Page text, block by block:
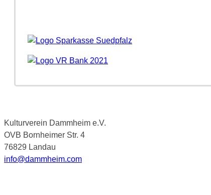
Kulturverein Dammheim e.V.
OVB Bornheimer Str. 4
76829 Landau
info@dammheim.com